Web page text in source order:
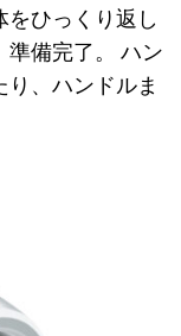
ひっくり返し
準備完了。 ハン
り、ハンドルま